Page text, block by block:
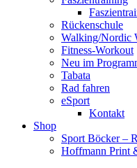
Rückenschule
Walking/Nordic
Fitness-Workout
Neu im
Tabata
Rad fahren
eSport
Kontakt
Shop
Sport Böcker –
Hoffmann Print